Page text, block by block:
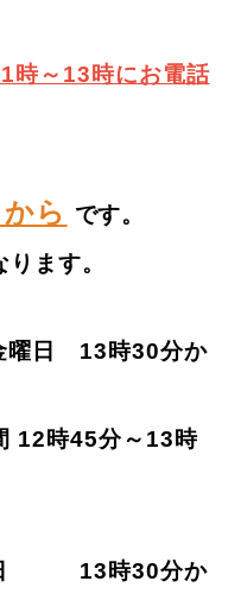
時～13時にお電話
ら です。
ます。
曜日 13時30分か
分～13時
日 13時30分か